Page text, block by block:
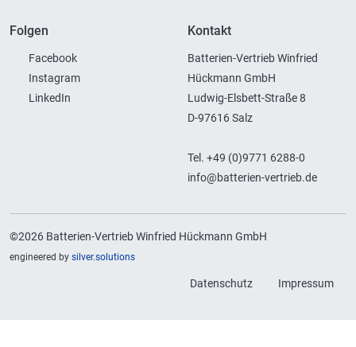
Folgen
Facebook
Instagram
LinkedIn
Kontakt
Batterien-Vertrieb Winfried
Hückmann GmbH
Ludwig-Elsbett-Straße 8
D-97616 Salz
Tel. +49 (0)9771 6288-0
info@batterien-vertrieb.de
©2026 Batterien-Vertrieb Winfried Hückmann GmbH
engineered by silver.solutions
Datenschutz Impressum